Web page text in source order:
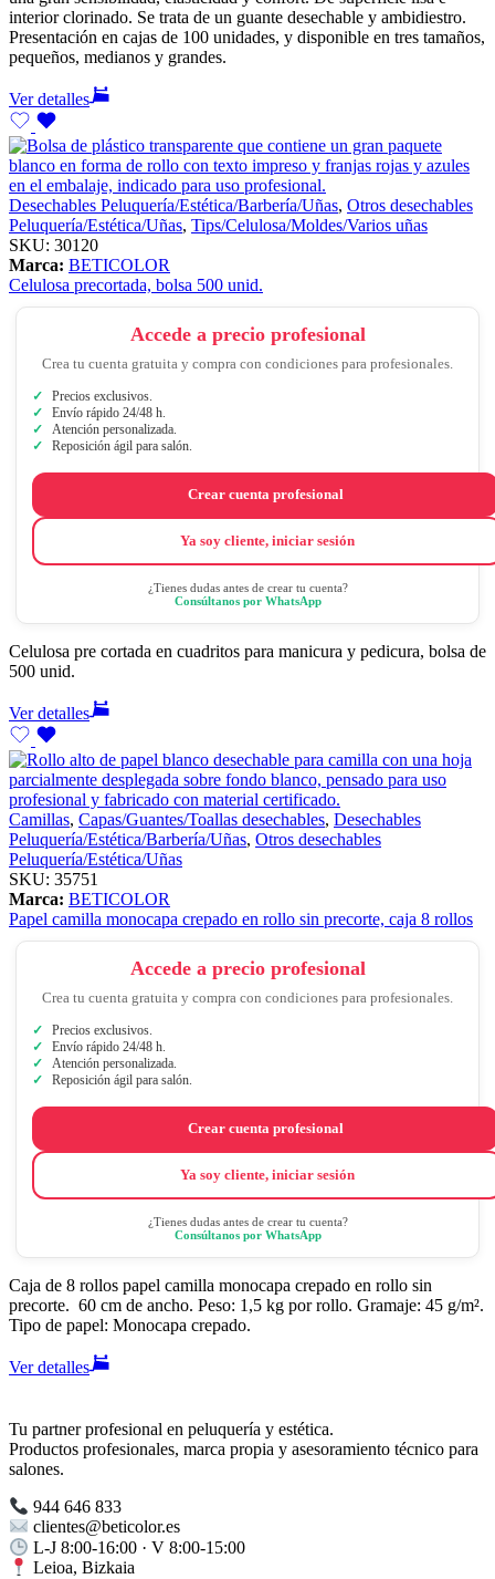
interior clorinado. Se trata de un guante desechable y ambidiestro.
Presentación en cajas de 100 unidades, y disponible en tres tamaños,
pequeños, medianos y grandes.
Ver detalles
Desechables Peluquería/Estética/Barbería/Uñas, Otros desechables
Peluquería/Estética/Uñas, Tips/Celulosa/Moldes/Varios uñas
SKU: 30120
Marca: BETICOLOR
Celulosa precortada, bolsa 500 unid.
Accede a precio profesional
Crea tu cuenta gratuita y compra con condiciones para profesionales.
Precios exclusivos.
Envío rápido 24/48 h.
Atención personalizada.
Reposición ágil para salón.
Crear cuenta profesional
Ya soy cliente, iniciar sesión
¿Tienes dudas antes de crear tu cuenta?
Consúltanos por WhatsApp
Celulosa pre cortada en cuadritos para manicura y pedicura, bolsa de
500 unid.
Ver detalles
Camillas, Capas/Guantes/Toallas desechables, Desechables
Peluquería/Estética/Barbería/Uñas, Otros desechables
Peluquería/Estética/Uñas
SKU: 35751
Marca: BETICOLOR
Papel camilla monocapa crepado en rollo sin precorte, caja 8 rollos
Accede a precio profesional
Crea tu cuenta gratuita y compra con condiciones para profesionales.
Precios exclusivos.
Envío rápido 24/48 h.
Atención personalizada.
Reposición ágil para salón.
Crear cuenta profesional
Ya soy cliente, iniciar sesión
¿Tienes dudas antes de crear tu cuenta?
Consúltanos por WhatsApp
Caja de 8 rollos papel camilla monocapa crepado en rollo sin
precorte. 60 cm de ancho. Peso: 1,5 kg por rollo. Gramaje: 45 g/m².
Tipo de papel: Monocapa crepado.
Ver detalles
Tu partner profesional en peluquería y estética.
Productos profesionales, marca propia y asesoramiento técnico para
salones.
944 646 833
clientes@beticolor.es
L-J 8:00-16:00 · V 8:00-15:00
Leioa, Bizkaia